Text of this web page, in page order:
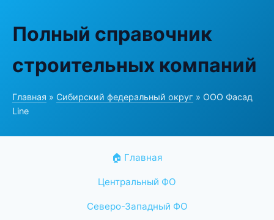
Полный справочник
строительных компаний
Главная » Сибирский федеральный округ » ООО Фасад
Line
🏠 Главная
Центральный ФО
Северо-Западный ФО